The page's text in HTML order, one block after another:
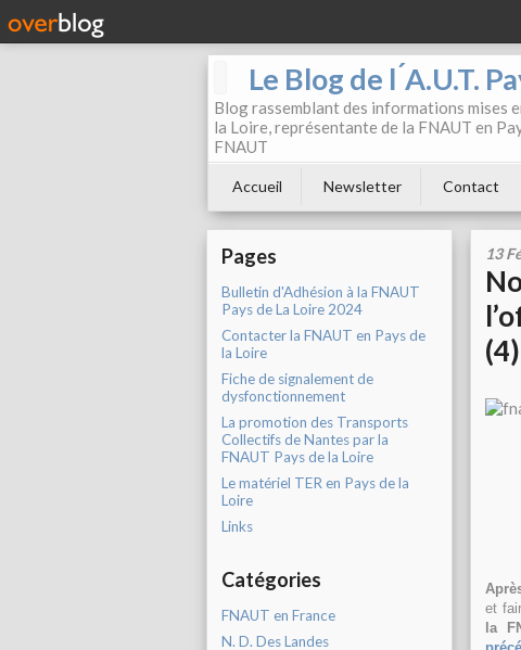
Le Blog de l ́A.U.T.
Blog rassemblant des informations mises
la Loire, représentante de la FNAUT en
FNAUT
Accueil Newsletter Contact
Pages
Bulletin d'Adhésion à la FNAUT
Pays de La Loire 2024
Contacter la FNAUT en Pays de
la Loire
Fiche de signalement de
dysfonctionnement
La promotion des Transports
Collectifs de Nantes par la
FNAUT Pays de la Loire
Le matériel TER en Pays de la
Loire
Links
Catégories
FNAUT en France
N. D. Des Landes
13
(4)
et
la